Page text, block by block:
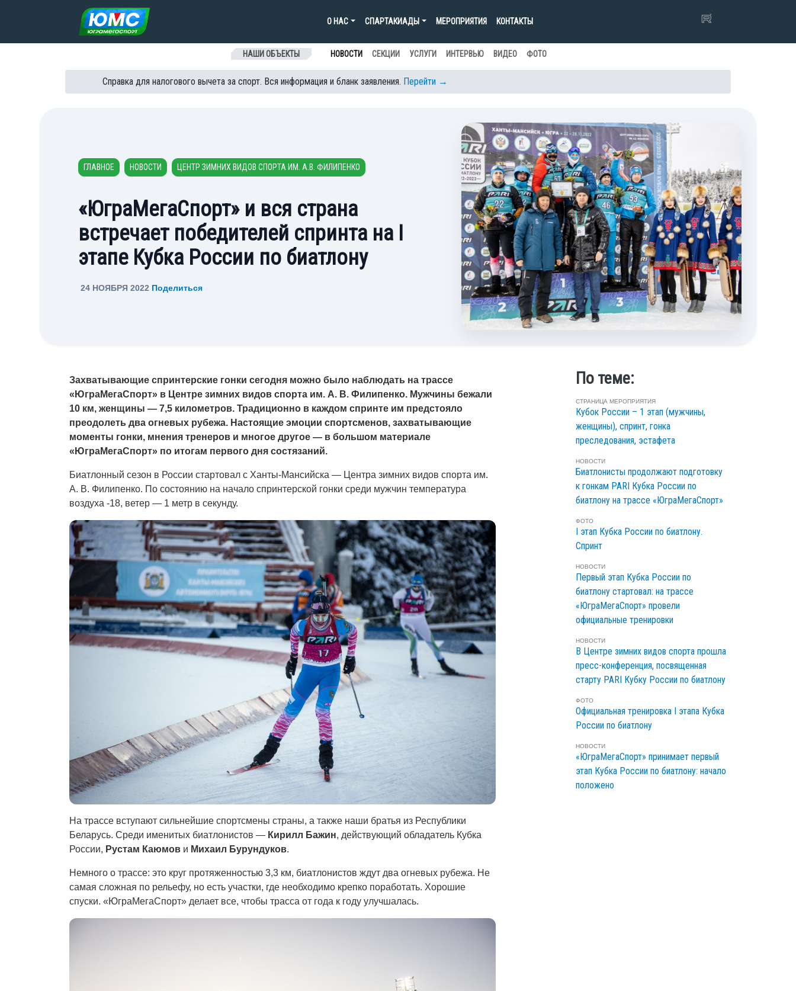
Перейти к содержанию
О НАС СПАРТАКИАДЫ МЕРОПРИЯТИЯ КОНТАКТЫ
НАШИ ОБЪЕКТЫ НОВОСТИ СЕКЦИИ УСЛУГИ ИНТЕРВЬЮ ВИДЕО ФОТО
Справка для налогового вычета за спорт. Вся информация и бланк заявления. Перейти →
ГЛАВНОЕ НОВОСТИ ЦЕНТР ЗИМНИХ ВИДОВ СПОРТА ИМ. А.В. ФИЛИПЕНКО
«ЮграМегаСпорт» и вся страна
встречает победителей спринта на I
этапе Кубка России по биатлону
24 НОЯБРЯ 2022 Поделиться
Захватывающие спринтерские гонки сегодня можно было наблюдать на трассе
«ЮграМегаСпорт» в Центре зимних видов спорта им. А. В. Филипенко. Мужчины бежали
10 км, женщины — 7,5 километров. Традиционно в каждом спринте им предстояло
преодолеть два огневых рубежа. Настоящие эмоции спортсменов, захватывающие
моменты гонки, мнения тренеров и многое другое — в большом материале
«ЮграМегаСпорт» по итогам первого дня состязаний.
Биатлонный сезон в России стартовал с Ханты-Мансийска — Центра зимних видов спорта им.
А. В. Филипенко. По состоянию на начало спринтерской гонки среди мужчин температура
воздуха -18, ветер — 1 метр в секунду.
На трассе вступают сильнейшие спортсмены страны, а также наши братья из Республики
Беларусь. Среди именитых биатлонистов — Кирилл Бажин, действующий обладатель Кубка
России, Рустам Каюмов и Михаил Бурундуков.
Немного о трассе: это круг протяженностью 3,3 км, биатлонистов ждут два огневых рубежа. Не
самая сложная по рельефу, но есть участки, где необходимо крепко поработать. Хорошие
спуски. «ЮграМегаСпорт» делает все, чтобы трасса от года к году улучшалась.
По теме:
СТРАНИЦА МЕРОПРИЯТИЯ
Кубок России – 1 этап (мужчины,
женщины), спринт, гонка
преследования, эстафета
НОВОСТИ
Биатлонисты продолжают подготовку
к гонкам PARI Кубка России по
биатлону на трассе «ЮграМегаСпорт»
ФОТО
I этап Кубка России по биатлону.
Спринт
НОВОСТИ
Первый этап Кубка России по
биатлону стартовал: на трассе
«ЮграМегаСпорт» провели
официальные тренировки
НОВОСТИ
В Центре зимних видов спорта прошла
пресс-конференция, посвященная
старту PARI Кубку России по биатлону
ФОТО
Официальная тренировка I этапа Кубка
России по биатлону
НОВОСТИ
«ЮграМегаСпорт» принимает первый
этап Кубка России по биатлону: начало
положено